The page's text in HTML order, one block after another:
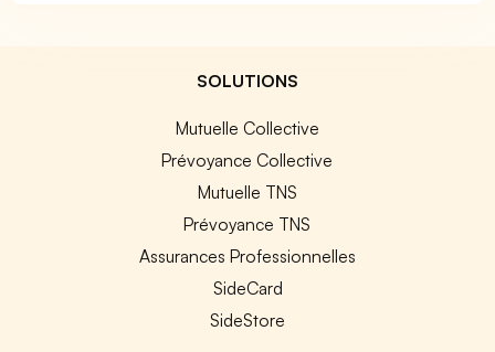
SOLUTIONS
Mutuelle Collective
Prévoyance Collective
Mutuelle TNS
Prévoyance TNS
Assurances Professionnelles
SideCard
SideStore